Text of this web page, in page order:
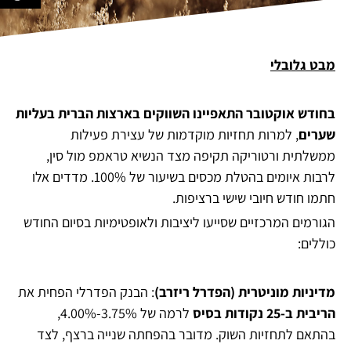
מבט גלובלי
בחודש אוקטובר התאפיינו השווקים בארצות הברית בעליות
שערים, למרות תחזיות מוקדמות של עצירת פעילות
ממשלתית ורטוריקה תקיפה מצד הנשיא טראמפ מול סין,
לרבות איומים בהטלת מכסים בשיעור של 100%. מדדים אלו
חתמו חודש חיובי שישי ברציפות.
הגורמים המרכזיים שסייעו ליציבות ולאופטימיות בסיום החודש
כוללים:
מדיניות מוניטרית (הפדרל ריזרב): הבנק הפדרלי הפחית את
הריבית ב-25 נקודות בסיס
לרמה של 3.75%-4.00%,
בהתאם לתחזיות השוק. מדובר בהפחתה שנייה ברצף, לצד